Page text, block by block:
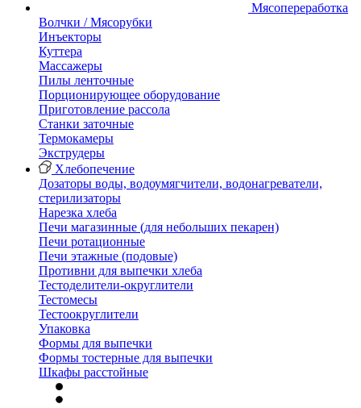
Мясопереработка
Волчки / Мясорубки
Инъекторы
Куттера
Массажеры
Пилы ленточные
Порционирующее оборудование
Приготовление рассола
Станки заточные
Термокамеры
Экструдеры
Хлебопечение
Дозаторы воды, водоумягчители, водонагреватели,
стерилизаторы
Нарезка хлеба
Печи магазинные (для небольших пекарен)
Печи ротационные
Печи этажные (подовые)
Противни для выпечки хлеба
Тестоделители-округлители
Тестомесы
Тестоокруглители
Упаковка
Формы для выпечки
Формы тостерные для выпечки
Шкафы расстойные